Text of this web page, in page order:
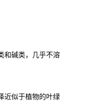
和碱类，几乎不溶
近似于植物的叶绿